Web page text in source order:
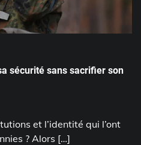
sécurité sans sacrifier son
et l’identité qui l’ont
? Alors […]